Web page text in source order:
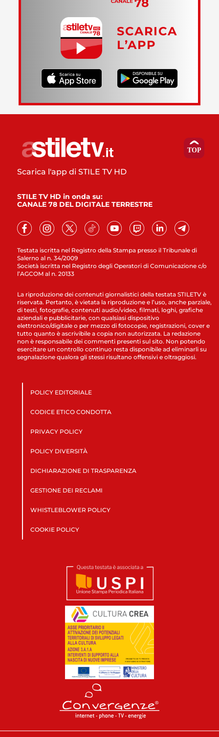
SCARICA
L’APP
Testata iscritta nel Registro della Stampa presso il Tribunale di
Salerno al n. 34/2009
Società iscritta nel Registro degli Operatori di Comunicazione c/o
l’AGCOM al n. 20133
Scarica l'app di STILE TV HD
STILE TV HD in onda su:
CANALE 78 DEL DIGITALE TERRESTRE
La riproduzione dei contenuti giornalistici della testata STILETV è
riservata. Pertanto, è vietata la riproduzione e l’uso, anche parziale,
di testi, fotografie, contenuti audio/video, filmati, loghi, grafiche
aziendali e pubblicitarie, con qualsiasi dispositivo
elettronico/digitale o per mezzo di fotocopie, registrazioni, cover e
tutto quanto è ascrivibile a copia non autorizzata. La redazione
non è responsabile dei commenti presenti sul sito. Non potendo
esercitare un controllo continuo resta disponibile ad eliminarli su
segnalazione qualora gli stessi risultano offensivi e oltraggiosi.
POLICY EDITORIALE
CODICE ETICO CONDOTTA
PRIVACY POLICY
POLICY DIVERSITÀ
DICHIARAZIONE DI TRASPARENZA
GESTIONE DEI RECLAMI
WHISTLEBLOWER POLICY
COOKIE POLICY